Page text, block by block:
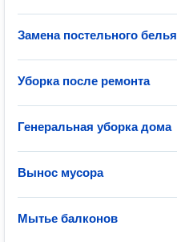
Замена постельного белья
Уборка после ремонта
Генеральная уборка дома
Вынос мусора
Мытье балконов